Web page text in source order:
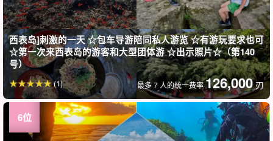
西表岛]刺激的一天 ☆包车导游陪同私人游览 ☆有游玩要求也可
☆第一次来西表岛的游客和大型团体游 ☆出示照片☆（第140
号）
最多 7 人的统一费率126,000 刃
(1)